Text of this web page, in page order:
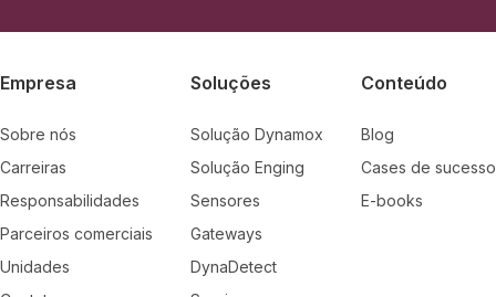
Empresa
Sobre nós
Carreiras
Responsabilidades
Parceiros comerciais
Unidades
Soluções
Solução Dynamox
Solução Enging
Sensores
Gateways
DynaDetect
Conteúdo
Blog
Cases de sucesso
E-books